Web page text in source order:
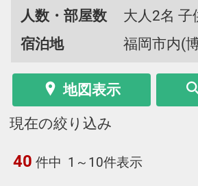
人数・部屋数
大人2名 子
宿泊地
福岡市内(
地図表示
現在の絞り込み
40 件中 1～10件表示